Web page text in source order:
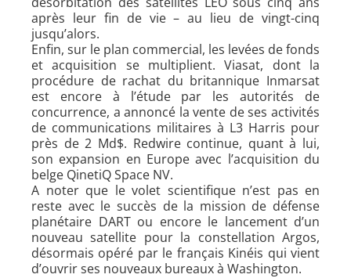
après leur fin de vie – au lieu de vingt-cinq
jusqu’alors.
Enfin, sur le plan commercial, les levées de fonds
et acquisition se multiplient. Viasat, dont la
procédure de rachat du britannique Inmarsat
est encore à l’étude par les autorités de
concurrence, a annoncé la vente de ses activités
de communications militaires à L3 Harris pour
près de 2 Md$. Redwire continue, quant à lui,
son expansion en Europe avec l’acquisition du
belge QinetiQ Space NV.
A noter que le volet scientifique n’est pas en
reste avec le succès de la mission de défense
planétaire DART ou encore le lancement d’un
nouveau satellite pour la constellation Argos,
désormais opéré par le français Kinéis qui vient
d’ouvrir ses nouveaux bureaux à Washington.